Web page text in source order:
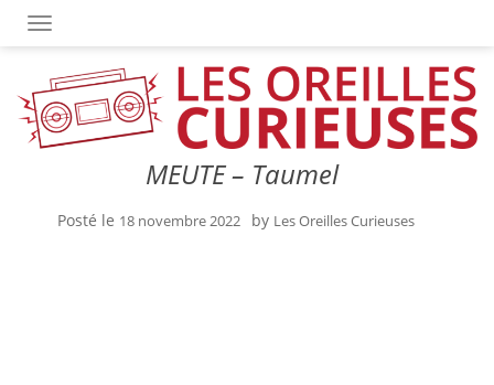
OUVRIR/FERMER LA NAVIGATION
MEUTE – Taumel
Posté le 18 novembre 2022 by Les Oreilles Curieuses